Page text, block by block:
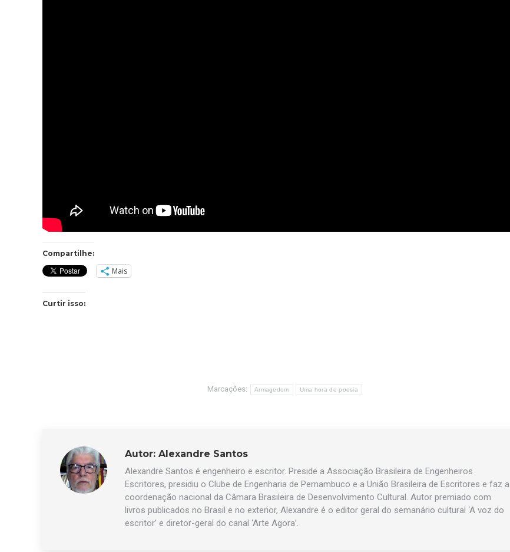
Compartilhe:
Mais
Curtir isso:
Marcações: Armagedom Uma hora de poesia
Autor: Alexandre Santos
Alexandre Santos é engenheiro e escritor. Preside a Associação Brasileira de Engenheiros
Escritores, presidiu o Clube de Engenharia de Pernambuco e a União Brasileira de Escritores e faz a
coordenação nacional da Câmara Brasileira de Desenvolvimento Cultural. Autor premiado com
livros publicados no Brasil e no exterior, Alexandre é o editor geral do semanário cultural ‘A voz do
escritor’ e diretor-geral do canal ‘Arte Agora’.